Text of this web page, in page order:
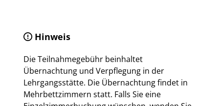
Hinweis
Die Teilnahmegebühr beinhaltet
Übernachtung und Verpflegung in der
Lehrgangsstätte. Die Übernachtung findet in
Mehrbettzimmern statt. Falls Sie eine